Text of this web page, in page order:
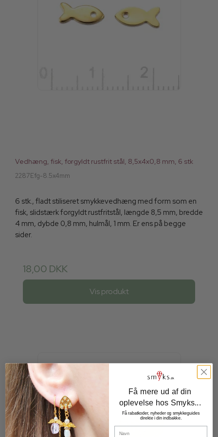
Vedhæng, fisk, forgyldt rustfrit stål, 8,5x4x0,8 mm, 6 stk
2287Efg-8.5x4mm
6 stk., fladt stiliseret smykkevedhæng med form som en
fisk, slidstærk forgyldt rustfritstål, længde 8,5 mm, bredde
4 mm, dybde 0,8 mm, hulmål, 1 mm. Er ens på begge
sider.
18,00 DKK
Vis produkt
Få mere ud af din
oplevelse hos Smyks...
Få rabatkoder, nyheder og smykkeguides
direkte i din indbakke.
Navn